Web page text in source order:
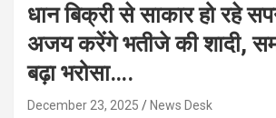
धान बिक्री से साकार हो रहे
अजय करेंगे भतीजे की शादी,
बढ़ा भरोसा….
December 23, 2025 News Desk